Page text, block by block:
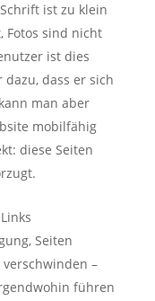
ist zu klein
Fotos sind nicht
ist dies
dass er sich
man aber
mobilfähig
diese Seiten
Seiten
–
führen